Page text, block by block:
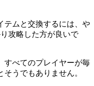
テムと交換するには、や
攻略した方が良いで
すべてのプレイヤーが毎
うでもありません。